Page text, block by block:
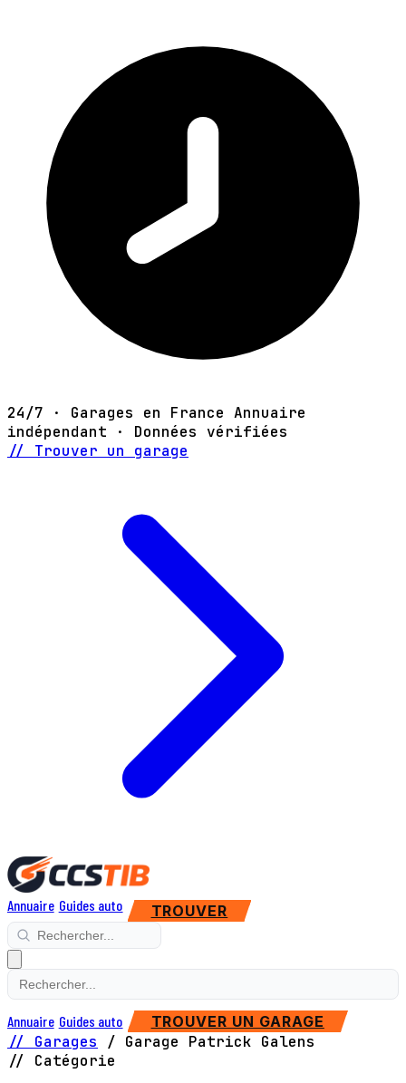
24/7 · Garages en France Annuaire
indépendant · Données vérifiées
// Trouver un garage
Annuaire Guides auto TROUVER
Annuaire Guides auto TROUVER UN GARAGE
// Garages / Garage Patrick Galens
// Catégorie